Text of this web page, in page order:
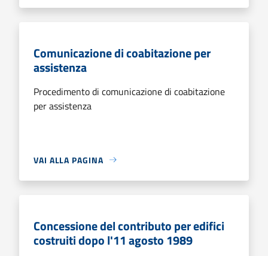
Comunicazione di coabitazione per
assistenza
Procedimento di comunicazione di coabitazione
per assistenza
VAI ALLA PAGINA
Concessione del contributo per edifici
costruiti dopo l'11 agosto 1989